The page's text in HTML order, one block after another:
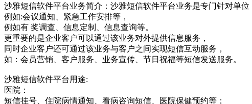
沙雅短信软件平台业务简介：沙雅短信软件平台业务是专门针对单
例如:会议通知、紧急工作安排等，
例如有 奖调查、信息定制、信息查询等。
更重要的是企业客户可以通过该业务对外提供信息服务，
同时企业客户还可通过该业务与客户之间实现短信互动服务，
如：会员营销、客户服务、业务宣传、节日祝福等短信发送服务。
沙雅短信软件平台用途:
医院：
短信挂号、住院病情通知、看病咨询短信、医院保健预约等；